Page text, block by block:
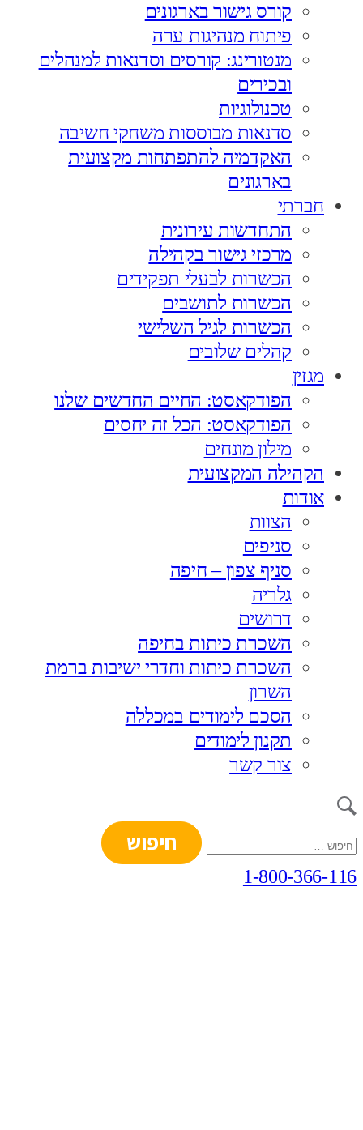
קורס גישור בארגונים
פיתוח מנהיגות ערה
מנטורינג: קורסים וסדנאות למנהלים
ובכירים
טכנולוגיות
סדנאות מבוססות משחקי חשיבה
האקדמיה להתפתחות מקצועית
בארגונים
חברתי
התחדשות עירונית
מרכזי גישור בקהילה
הכשרות לבעלי תפקידים
הכשרות לתושבים
הכשרות לגיל השלישי
קהלים שלובים
מגזין
הפודקאסט: החיים החדשים שלנו
הפודקאסט: הכל זה יחסים
מילון מונחים
הקהילה המקצועית
אודות
הצוות
סניפים
סניף צפון – חיפה
גלריה
דרושים
השכרת כיתות בחיפה
השכרת כיתות וחדרי ישיבות ברמת
השרון
הסכם לימודים במכללה
תקנון לימודים
צור קשר
חיפוש:
1-800-366-116